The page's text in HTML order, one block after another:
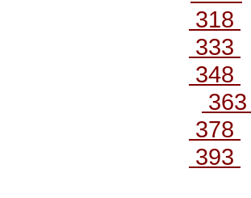
318
333
348
363
378
393